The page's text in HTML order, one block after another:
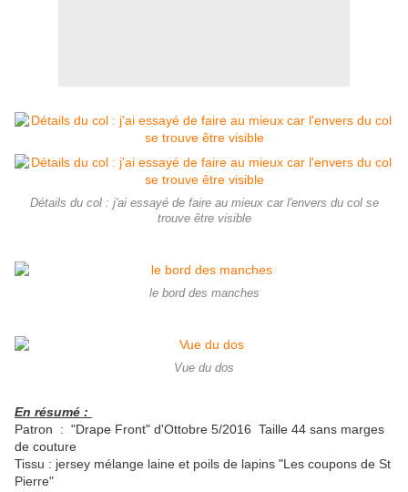
Détails du col : j'ai essayé de faire au mieux car l'envers du col se
trouve être visible
le bord des manches
Vue du dos
En résumé :
Patron : "Drape Front" d'Ottobre 5/2016 Taille 44 sans marges
de couture
Tissu : jersey mélange laine et poils de lapins "Les coupons de St
Pierre"